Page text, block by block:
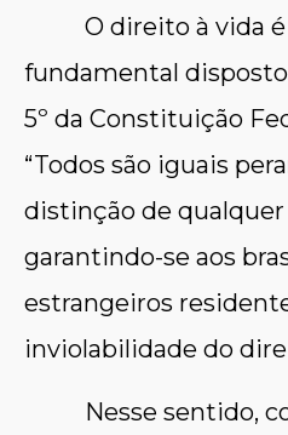
O direito à vida é
fundamental
5º da Constituição
“Todos são iguais
distinção de qualquer
garantindo-se aos
estrangeiros
inviolabilidade do
Nesse sentido,